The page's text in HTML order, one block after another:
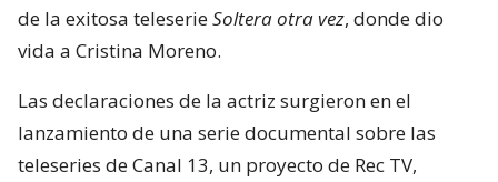
de la exitosa teleserieSoltera otra vez, donde dio
vida a Cristina Moreno.
Las declaraciones de la actriz surgieron en el
lanzamiento de una serie documental sobre las
teleseries de Canal 13, un proyecto de Rec TV,